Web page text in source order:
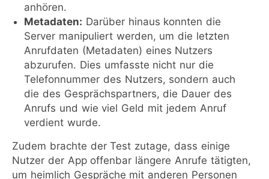
anhören.
Metadaten: Darüber hinaus konnten die
Server manipuliert werden, um die letzten
Anrufdaten (Metadaten) eines Nutzers
abzurufen. Dies umfasste nicht nur die
Telefonnummer des Nutzers, sondern auch
die des Gesprächspartners, die Dauer des
Anrufs und wie viel Geld mit jedem Anruf
verdient wurde.
Zudem brachte der Test zutage, dass einige
Nutzer der App offenbar längere Anrufe tätigten,
um heimlich Gespräche mit anderen Personen